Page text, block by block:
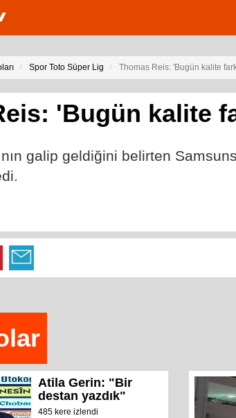
Spor Toto Süper Lig Thomas Reis: 'Bugün kalite
'Bugün kalite
galip geldiğini belirten
Atila Gerin: "Bir
destan yazdık"
485 kere izlendi